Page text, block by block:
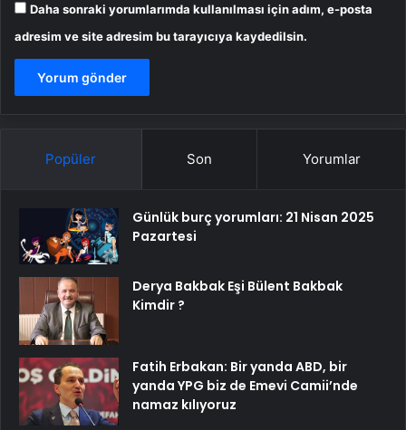
Daha sonraki yorumlarımda kullanılması için adım, e-posta
adresim ve site adresim bu tarayıcıya kaydedilsin.
Popüler Son Yorumlar
Günlük burç yorumları: 21 Nisan 2025
Pazartesi
Derya Bakbak Eşi Bülent Bakbak
Kimdir ?
Fatih Erbakan: Bir yanda ABD, bir
yanda YPG biz de Emevi Camii’nde
namaz kılıyoruz